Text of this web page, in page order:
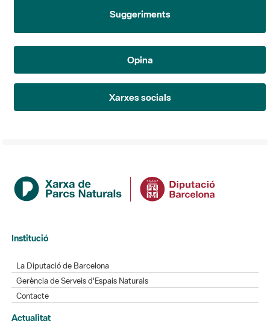
Suggeriments
Opina
Xarxes socials
Institució
La Diputació de Barcelona
Gerència de Serveis d'Espais Naturals
Contacte
Actualitat